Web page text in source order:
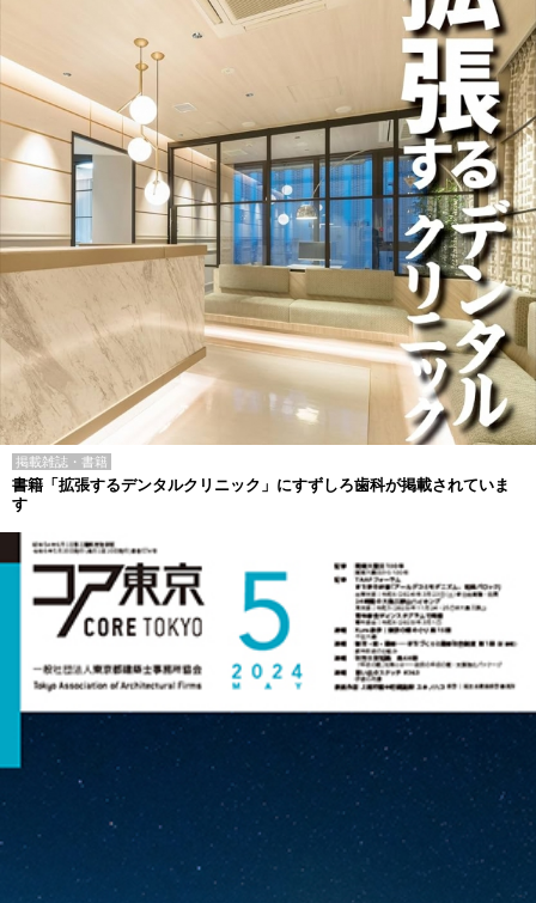
掲載雑誌・書籍
書籍「拡張するデンタルクリニック」にすずしろ歯科が掲載されていま
す